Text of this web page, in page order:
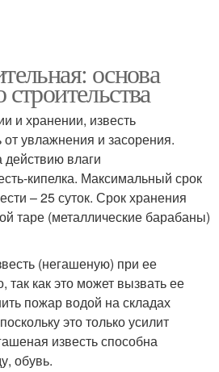
основа
строительства
и хранении, известь
увлажнения и засорения.
влаги
кипелка. Максимальный срок
– 25 суток. Срок хранения
таре (металлические барабаны)
(негашеную) при ее
так как это может вызвать ее
пожар водой на складах
это только усилит
известь способна
обувь.